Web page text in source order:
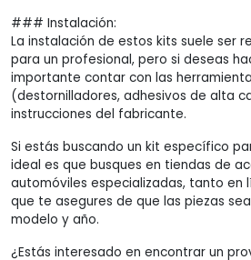
### Instalación:
La instalación de estos kits suele ser
para un profesional, pero si deseas
importante contar con las
(destornilladores, adhesivos de alta
instrucciones del fabricante.
Si estás buscando un kit específico
ideal es que busques en tiendas de
automóviles especializadas, tanto en
que te asegures de que las piezas
modelo y año.
¿Estás interesado en encontrar un